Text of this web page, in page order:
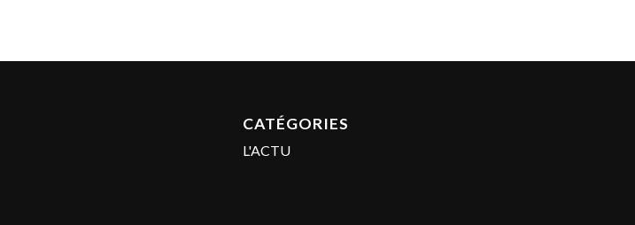
CATÉGORIES
L'ACTU